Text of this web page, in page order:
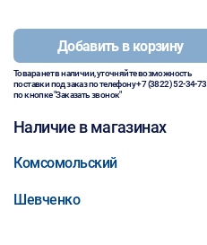
Добавить в корзину
Товара нет в наличии, уточняйте возможность
поставки под заказ по телефону+7 (3822) 52-34-73
по кнопке "Заказать звонок"
Наличие в магазинах
Комсомольский
Шевченко